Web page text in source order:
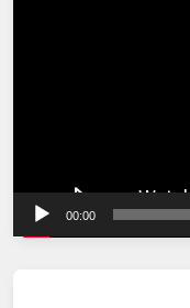
00:00